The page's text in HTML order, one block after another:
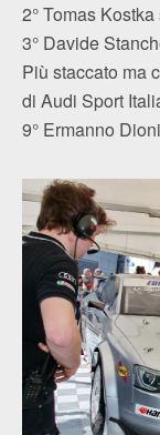
2° Tomas
3° Davide
Più staccato ma
di Audi Sport
9° Ermanno